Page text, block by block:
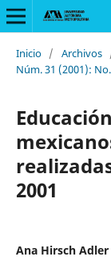
Inicio / Archivos
Núm. 31 (2001):
2001
Ana Hirsch Adler